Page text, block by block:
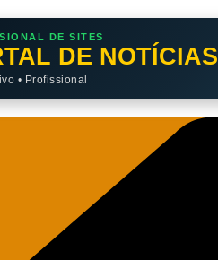
DE SITES
DE NOTÍCIAS
• Profissional